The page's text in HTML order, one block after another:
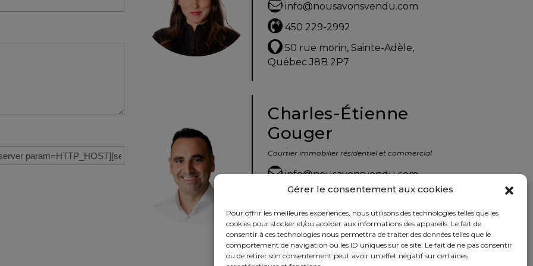
Gérer le consentement aux cookies
Pour offrir les meilleures expériences, nous utilisons des technologies telles que les
cookies pour stocker et/ou accéder aux informations des appareils. Le fait de
consentir à ces technologies nous permettra de traiter des données telles que le
comportement de navigation ou les ID uniques sur ce site. Le fait de ne pas consentir
ou de retirer son consentement peut avoir un effet négatif sur certaines
info@nousavonsvendu.com
450 229-2992
50 rue morin, Sainte-Adèle,
Québec J8B 2P7
Charles-Étienne
Gouger
Courtier immobilier résidentiel et commercial
info@nousavonsvendu.com
450 229-2992
50 rue morin, Sainte-Adèle,
Québec J8B 2P7